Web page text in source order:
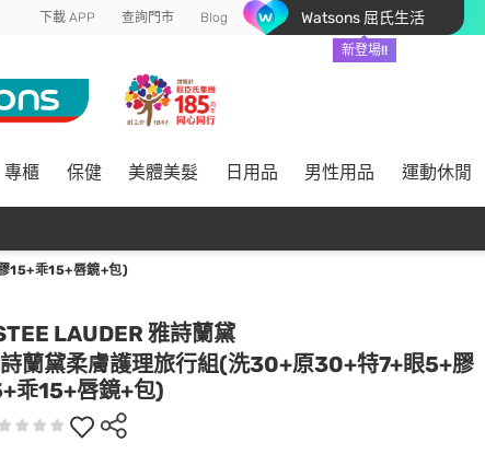
下載 APP 查詢門市 Blog Watsons 屈氏生活
新登場!!
專櫃 保健 美體美髮 日用品 男性用品 運動休閒
15+乖15+唇鏡+包)
LAUDER 雅詩蘭黛
蘭黛柔膚護理旅行組(洗30+原30+特7+眼5+膠
乖15+唇鏡+包)